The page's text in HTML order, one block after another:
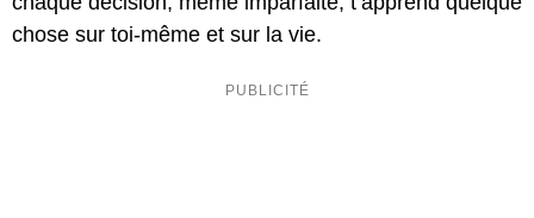
chose sur toi-même et sur la vie.